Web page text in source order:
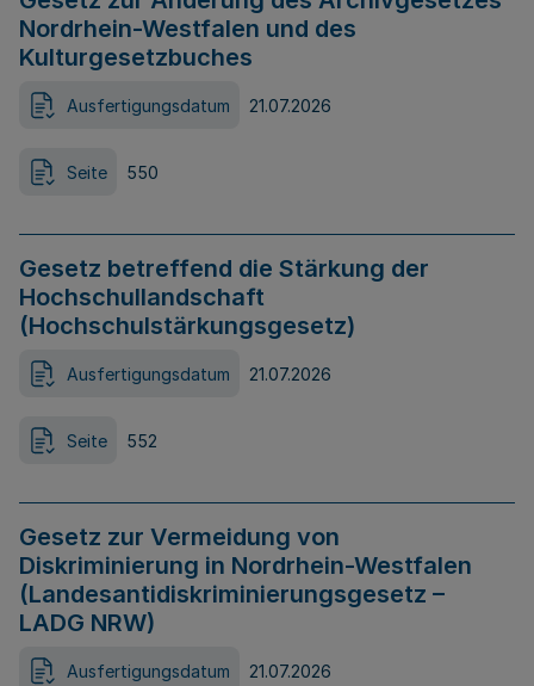
Nordrhein-Westfalen und des
Kulturgesetzbuches
Ausfertigungsdatum 21.07.2026
Seite 550
Gesetz betreffend die Stärkung der
Hochschullandschaft
(Hochschulstärkungsgesetz)
Ausfertigungsdatum 21.07.2026
Seite 552
Gesetz zur Vermeidung von
Diskriminierung in Nordrhein-Westfalen
(Landesantidiskriminierungsgesetz –
LADG NRW)
Ausfertigungsdatum 21.07.2026